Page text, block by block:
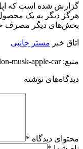
گزارش شده است که اپل
هرگز دیگر به یک محصول
بخش‌های دیگر مصرف
اتاق خبر مستر جانبی
منبع: https://techfars.com/276714/elon-musk-apple-car/
دیدگاه‌های نوشته
محتوای دیدگاه *